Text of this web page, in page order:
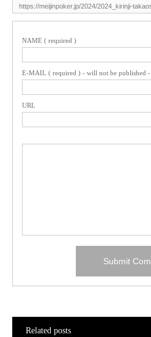
NAME ( required )
E-MAIL ( required ) - will not be published -
URL
Related posts